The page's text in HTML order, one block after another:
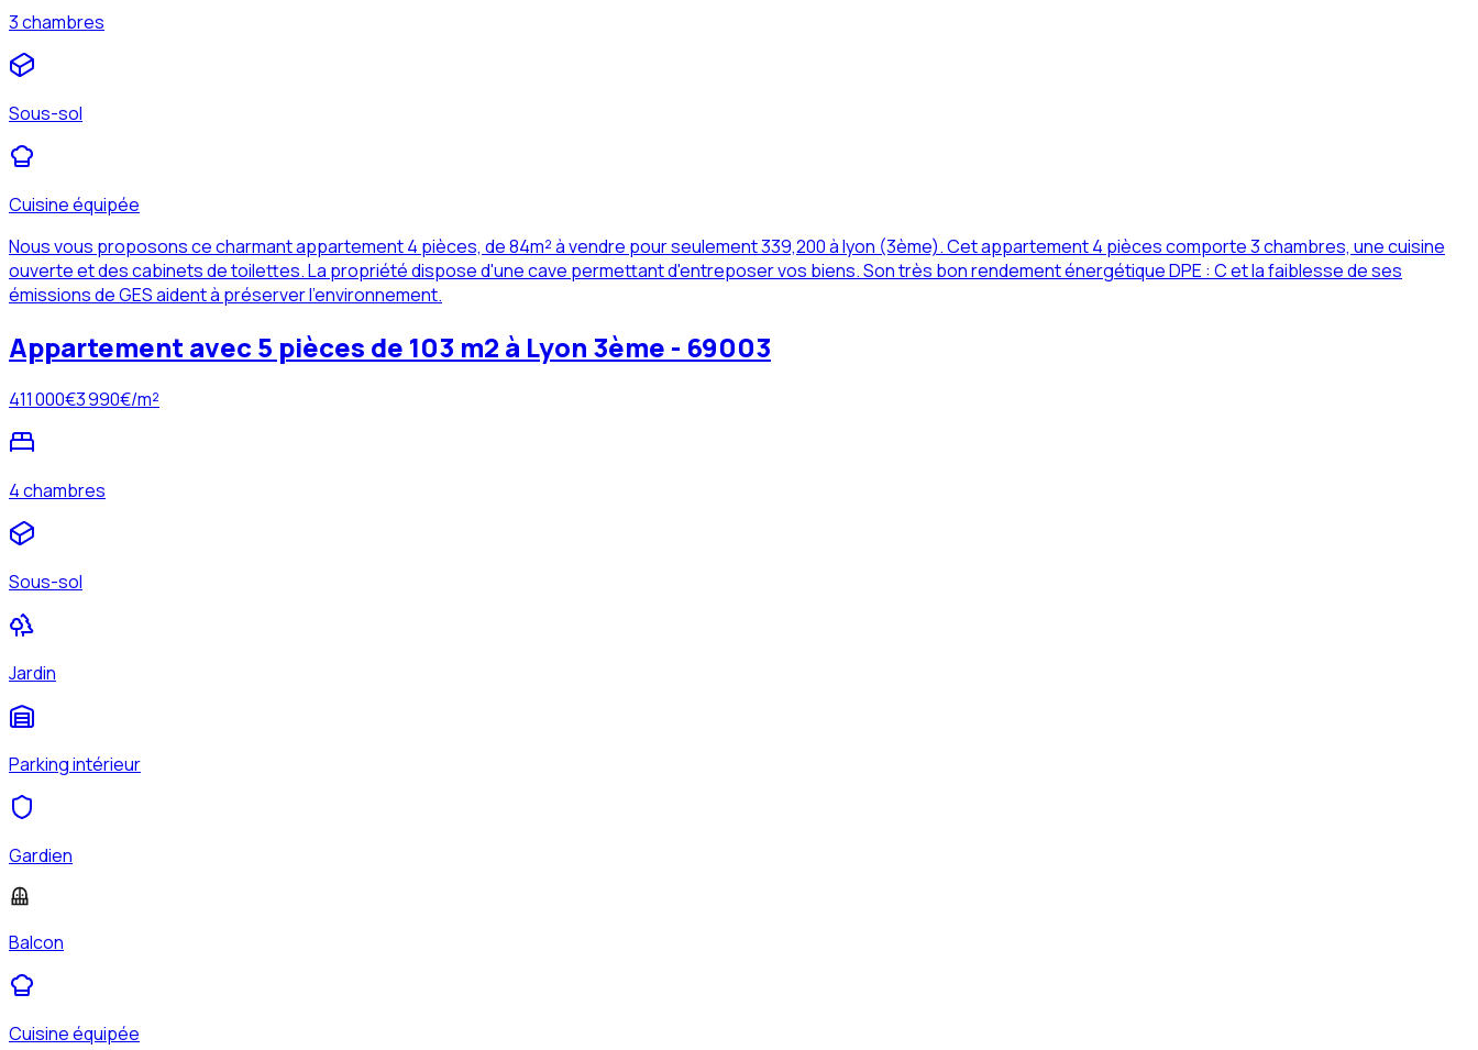
3 chambres
Sous-sol
Cuisine équipée
Nous vous proposons ce charmant appartement 4 pièces, de 84m² à vendre pour seulement 339,200 à lyon (3ème). Cet appartement 4 pièces comporte 3 chambres, une cuisine
ouverte et des cabinets de toilettes. La propriété dispose d'une cave permettant d'entreposer vos biens. Son très bon rendement énergétique DPE : C et la faiblesse de ses
émissions de GES aident à préserver l'environnement.
Appartement avec 5 pièces de 103 m2 à Lyon 3ème - 69003
411 000€3 990€/m²
4 chambres
Sous-sol
Jardin
Parking intérieur
Gardien
Balcon
Cuisine équipée